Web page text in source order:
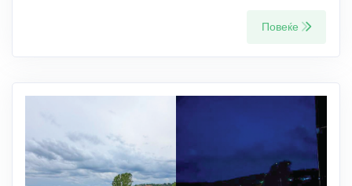
Повеќе